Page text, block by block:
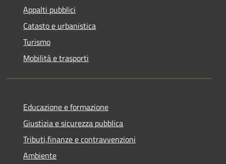
Appalti pubblici
Catasto e urbanistica
Turismo
Mobilità e trasporti
Educazione e formazione
Giustizia e sicurezza pubblica
Tributi,finanze e contravvenzioni
Ambiente